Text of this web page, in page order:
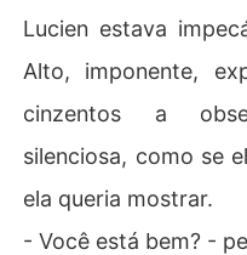
Lucien estava
Alto, imponente,
cinzentos a
silenciosa, como se
ela queria mostrar.
- Você está bem? -